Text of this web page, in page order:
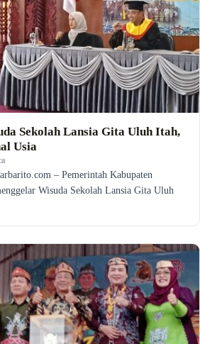
Sekolah Lansia Gita Uluh Itah,
Usia
– Pemerintah Kabupaten
Wisuda Sekolah Lansia Gita Uluh